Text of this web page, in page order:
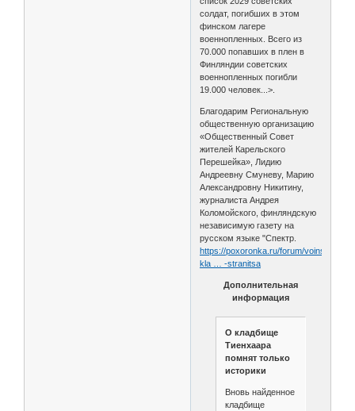
солдат, погибших в этом
финском лагере
военнопленных. Всего из
70.000 попавших в плен в
Финляндии советских
военнопленных погибли
19.000 человек...>.
Благодарим Региональную
общественную организацию
«Общественный Совет
жителей Карельского
Перешейка», Лидию
Андреевну Смуневу, Марию
Александровну Никитину,
журналиста Андрея
Коломойского, финляндскую
независимую газету на
русском языке "Спектр.
https://poxoronka.ru/forum/voinskoe-
kla … -stranitsa
Дополнительная
информация
О кладбище
Тиенхаара
помнят только
историки
Вновь найденное
кладбище